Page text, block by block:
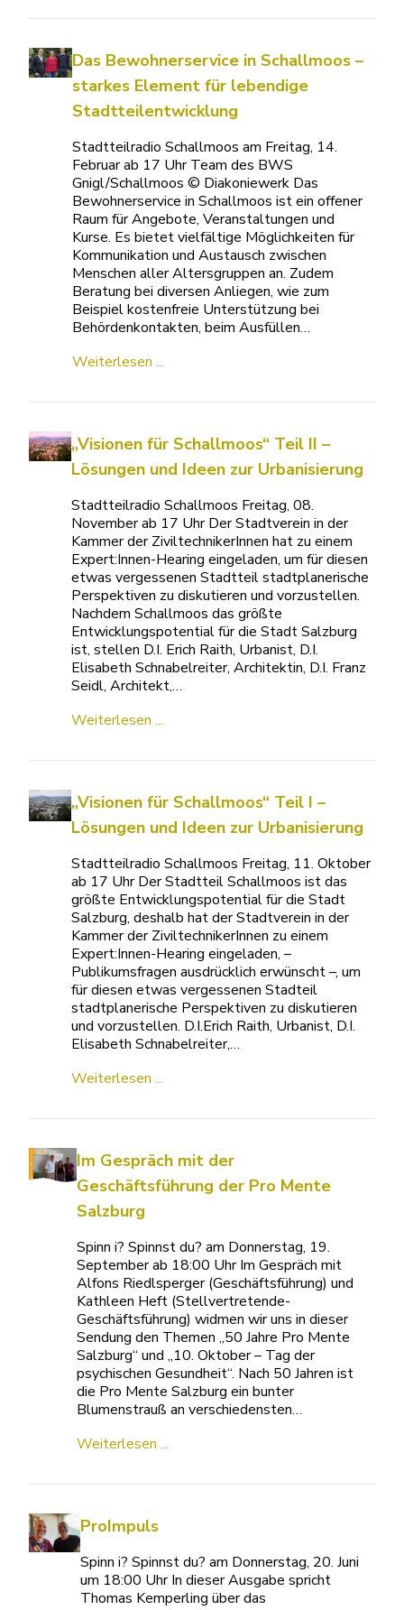
Das Bewohnerservice in Schallmoos –
starkes Element für lebendige
Stadtteilentwicklung
Stadtteilradio Schallmoos am Freitag, 14.
Februar ab 17 Uhr Team des BWS
Gnigl/Schallmoos © Diakoniewerk Das
Bewohnerservice in Schallmoos ist ein offener
Raum für Angebote, Veranstaltungen und
Kurse. Es bietet vielfältige Möglichkeiten für
Kommunikation und Austausch zwischen
Menschen aller Altersgruppen an. Zudem
Beratung bei diversen Anliegen, wie zum
Beispiel kostenfreie Unterstützung bei
Behördenkontakten, beim Ausfüllen…
Weiterlesen ...
„Visionen für Schallmoos“ Teil II –
Lösungen und Ideen zur Urbanisierung
Stadtteilradio Schallmoos Freitag, 08.
November ab 17 Uhr Der Stadtverein in der
Kammer der ZiviltechnikerInnen hat zu einem
Expert:Innen-Hearing eingeladen, um für diesen
etwas vergessenen Stadtteil stadtplanerische
Perspektiven zu diskutieren und vorzustellen.
Nachdem Schallmoos das größte
Entwicklungspotential für die Stadt Salzburg
ist, stellen D.I. Erich Raith, Urbanist, D.I.
Elisabeth Schnabelreiter, Architektin, D.I. Franz
Seidl, Architekt,…
Weiterlesen ...
„Visionen für Schallmoos“ Teil I –
Lösungen und Ideen zur Urbanisierung
Stadtteilradio Schallmoos Freitag, 11. Oktober
ab 17 Uhr Der Stadtteil Schallmoos ist das
größte Entwicklungspotential für die Stadt
Salzburg, deshalb hat der Stadtverein in der
Kammer der ZiviltechnikerInnen zu einem
Expert:Innen-Hearing eingeladen, –
Publikumsfragen ausdrücklich erwünscht –, um
für diesen etwas vergessenen Stadteil
stadtplanerische Perspektiven zu diskutieren
und vorzustellen. D.I.Erich Raith, Urbanist, D.I.
Elisabeth Schnabelreiter,…
Weiterlesen ...
Im Gespräch mit der
Geschäftsführung der Pro Mente
Salzburg
Spinn i? Spinnst du? am Donnerstag, 19.
September ab 18:00 Uhr Im Gespräch mit
Alfons Riedlsperger (Geschäftsführung) und
Kathleen Heft (Stellvertretende-
Geschäftsführung) widmen wir uns in dieser
Sendung den Themen „50 Jahre Pro Mente
Salzburg“ und „10. Oktober – Tag der
psychischen Gesundheit“. Nach 50 Jahren ist
die Pro Mente Salzburg ein bunter
Blumenstrauß an verschiedensten…
Weiterlesen ...
ProImpuls
Spinn i? Spinnst du? am Donnerstag, 20. Juni
um 18:00 Uhr In dieser Ausgabe spricht
Thomas Kemperling über das